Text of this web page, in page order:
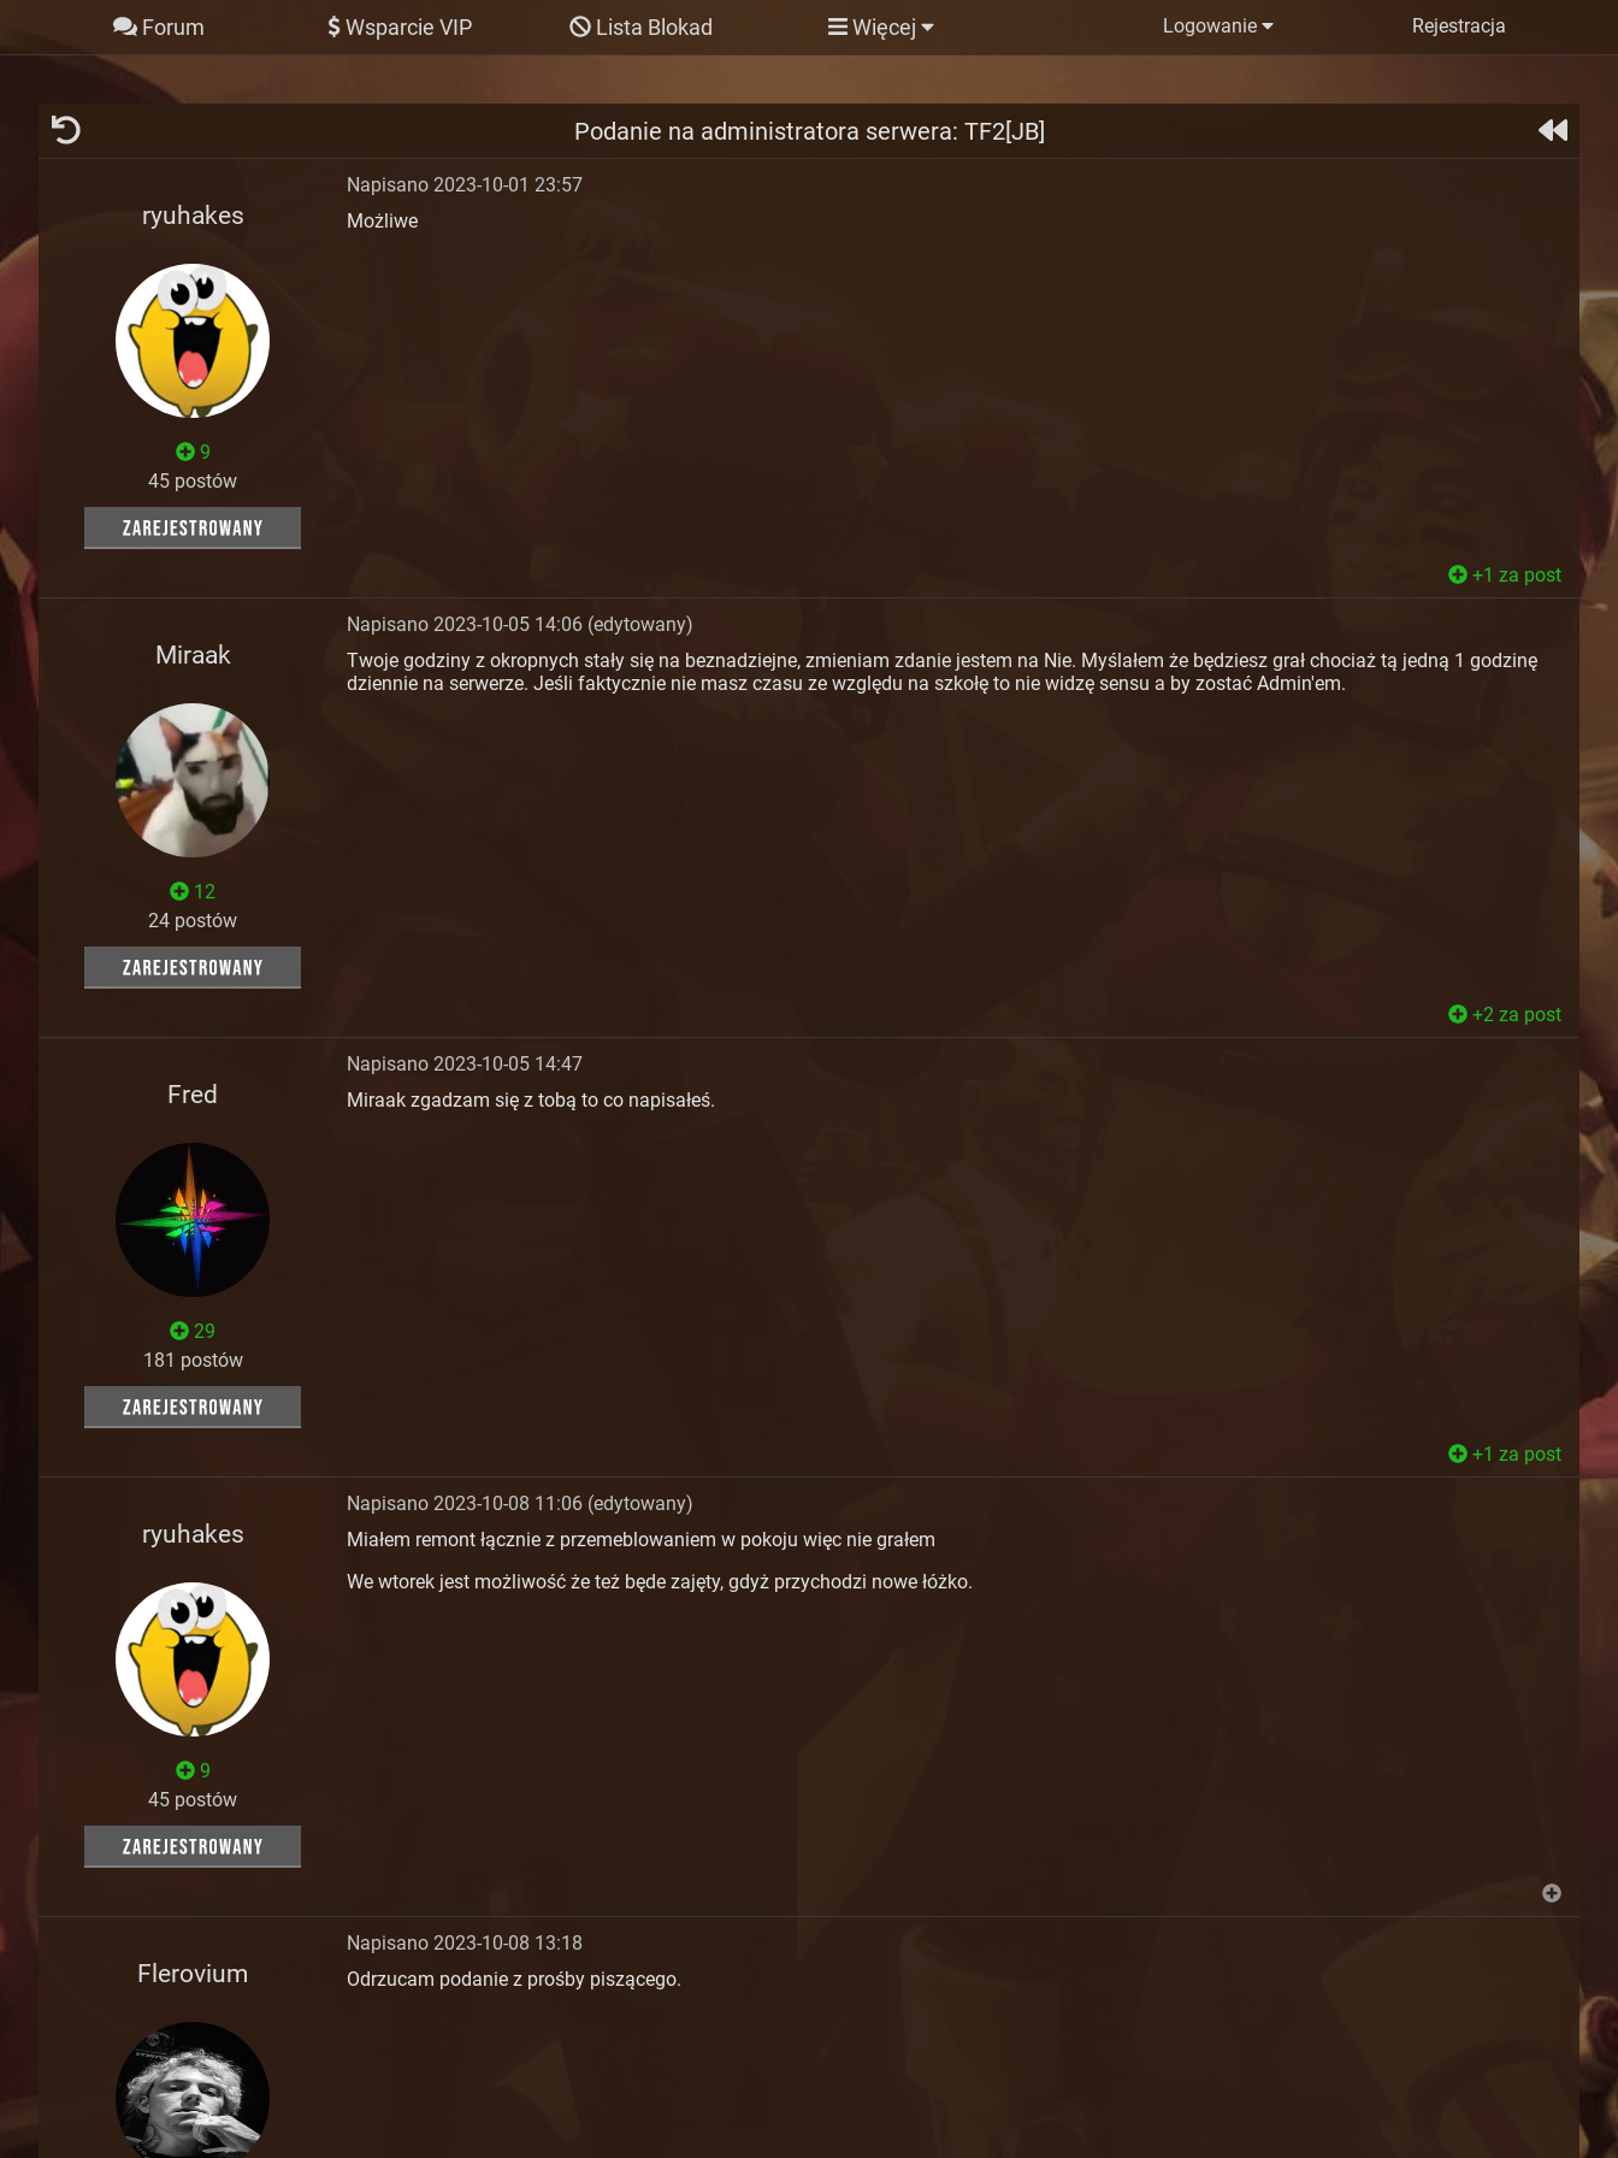
Forum Wsparcie VIP Lista Blokad Więcej Logowanie Rejestracja
Podanie na administratora serwera: TF2[JB]
ryuhakes
9
45 postów
Napisano 2023-10-01 23:57
Możliwe
+1 za post
Miraak
12
24 postów
Napisano 2023-10-05 14:06 (edytowany)
Twoje godziny z okropnych stały się na beznadziejne, zmieniam zdanie jestem na Nie. Myślałem że będziesz grał chociaż tą jedną 1 godzinę
dziennie na serwerze. Jeśli faktycznie nie masz czasu ze względu na szkołę to nie widzę sensu a by zostać Admin'em.
+2 za post
Fred
29
181 postów
Napisano 2023-10-05 14:47
Miraak zgadzam się z tobą to co napisałeś.
+1 za post
ryuhakes
9
45 postów
Napisano 2023-10-08 11:06 (edytowany)
Miałem remont łącznie z przemeblowaniem w pokoju więc nie grałem
We wtorek jest możliwość że też będe zajęty, gdyż przychodzi nowe łóżko.
Flerovium
Napisano 2023-10-08 13:18
Odrzucam podanie z prośby piszącego.